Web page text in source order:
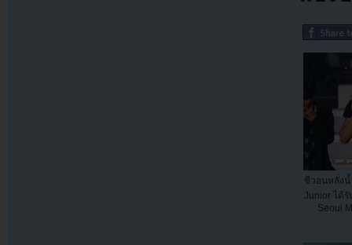
ซีวอนหลั่ง
Junior ได้รั
Seoul